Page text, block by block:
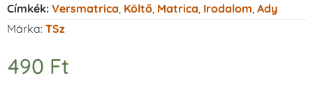
Címkék: Versmatrica Költő Matrica Irodalom Ady
Márka: TSz
490 Ft